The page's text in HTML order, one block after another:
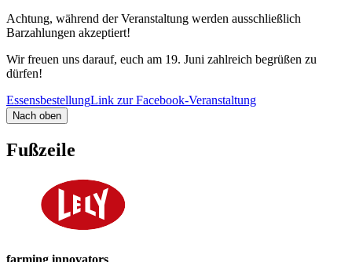
Achtung, während der Veranstaltung werden ausschließlich
Barzahlungen akzeptiert!
Wir freuen uns darauf, euch am 19. Juni zahlreich begrüßen zu
dürfen!
EssensbestellungLink zur Facebook-Veranstaltung
Nach oben
Fußzeile